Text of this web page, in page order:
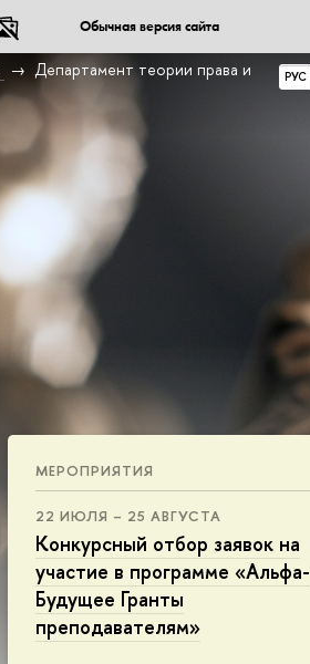
Обычная версия сайта
РУС
Департамент теории права и
МЕРОПРИЯТИЯ
22 ИЮЛЯ – 25 АВГУСТА
Конкурсный отбор заявок на
участие в программе «Альфа-
Будущее Гранты
преподавателям»